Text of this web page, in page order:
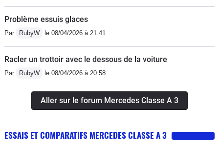
Problème essuis glaces
Par RubyW le 08/04/2026 à 21:41
Racler un trottoir avec le dessous de la voiture
Par RubyW le 08/04/2026 à 20:58
Aller sur le forum Mercedes Classe A 3
ESSAIS ET COMPARATIFS MERCEDES CLASSE A 3